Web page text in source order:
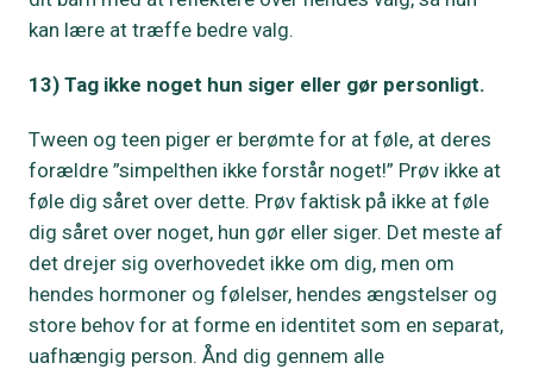
kan lære at træffe bedre valg.
13) Tag ikke noget hun siger eller gør personligt.
Tween og teen piger er berømte for at føle, at deres
forældre ”simpelthen ikke forstår noget!” Prøv ikke at
føle dig såret over dette. Prøv faktisk på ikke at føle
dig såret over noget, hun gør eller siger. Det meste af
det drejer sig overhovedet ikke om dig, men om
hendes hormoner og følelser, hendes ængstelser og
store behov for at forme en identitet som en separat,
uafhængig person. Ånd dig gennem alle